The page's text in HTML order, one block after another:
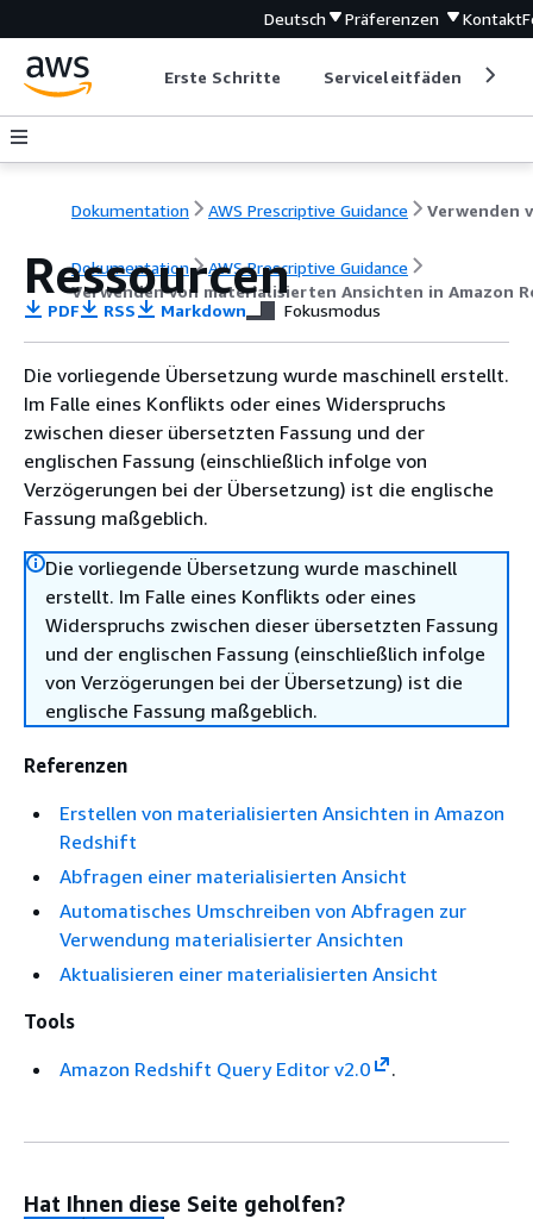
Deutsch Präferenzen Kontakt
Erste Schritte Serviceleitfäden
Dokumentation AWS Prescriptive Guidance
Dokumentation
AWS Prescriptive Guidance
Verwenden von materialisierten Ansichten in Amazon
Ressourcen
PDF RSS Markdown Fokusmodus
Die vorliegende Übersetzung wurde maschinell erstellt.
Im Falle eines Konflikts oder eines Widerspruchs
zwischen dieser übersetzten Fassung und der
englischen Fassung (einschließlich infolge von
Verzögerungen bei der Übersetzung) ist die englische
Fassung maßgeblich.
Die vorliegende Übersetzung wurde maschinell
erstellt. Im Falle eines Konflikts oder eines
Widerspruchs zwischen dieser übersetzten Fassung
und der englischen Fassung (einschließlich infolge
von Verzögerungen bei der Übersetzung) ist die
englische Fassung maßgeblich.
Referenzen
Erstellen von materialisierten Ansichten in Amazon
Redshift
Abfragen einer materialisierten Ansicht
Automatisches Umschreiben von Abfragen zur
Verwendung materialisierter Ansichten
Aktualisieren einer materialisierten Ansicht
Tools
Amazon Redshift Query Editor v2.0
.
Hat Ihnen diese Seite geholfen?